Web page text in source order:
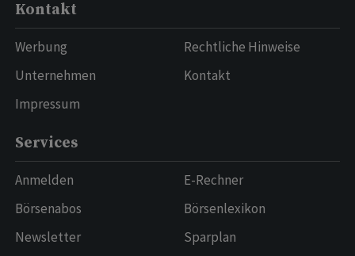
Kontakt
Werbung
Unternehmen
Impressum
Rechtliche Hinweise
Kontakt
Services
Anmelden
Börsenabos
Newsletter
E-Rechner
Börsenlexikon
Sparplan